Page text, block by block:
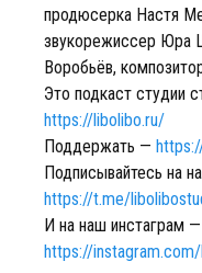
продюсерка Настя
звукорежиссер Юра
Воробьёв,
Это подкаст студии
https://libolibo.ru/
Поддержать —
Подписывайтесь на
https://t.me/
И на наш инстаграм —
https://